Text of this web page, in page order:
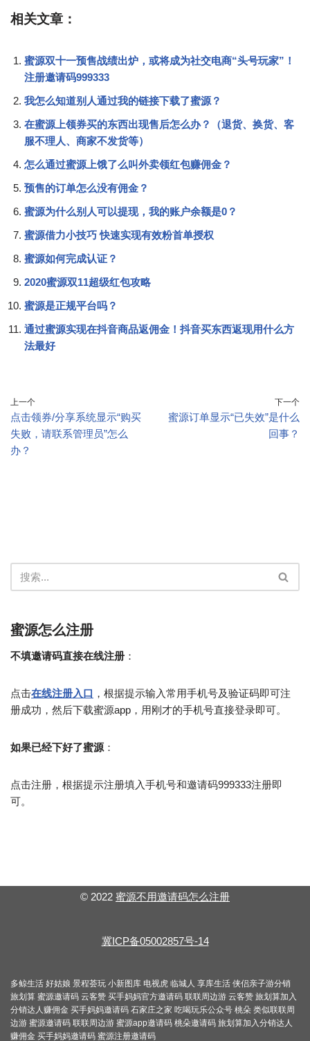
相关文章：
蜜源双十一预售战绩出炉，或将成为社交电商“头号玩家”！
注册邀请码999333
我怎么知道别人通过我的链接下载了蜜源？
在蜜源上领券买的东西出现售后怎么办？（退货、换货、客
服不理人、商家不发货等）
怎么通过蜜源上饿了么叫外卖领红包赚佣金？
预售的订单怎么没有佣金？
蜜源为什么别人可以提现，我的账户余额是0？
蜜源借力小技巧 快速实现有效粉首单授权
蜜源如何完成认证？
2020蜜源双11超级红包攻略
蜜源是正规平台吗？
通过蜜源实现在抖音商品返佣金！抖音买东西返现用什么方
法最好
上一个
点击领券/分享系统显示“购买
失败，请联系管理员”怎么
办？
下一个
蜜源订单显示“已失效”是什么
回事？
蜜源怎么注册
不填邀请码直接在线注册 ：
点击在线注册入口 ，根据提示输入常用手机号及验证码即可注
册成功，然后下载蜜源app，用刚才的手机号直接登录即可。
如果已经下好了蜜源 ：
点击注册，根据提示注册填入手机号和邀请码999333注册即
可。
© 2022 蜜源不用邀请码怎么注册
冀ICP备05002857号-14
多鲸生活 好姑娘 景程荟玩 小新图库 电视虎 临城人 享库生活 侠侣亲子游分销
旅划算 蜜源邀请码 云客赞 买手妈妈官方邀请码 联联周边游 云客赞 旅划算加入
分销达人赚佣金 买手妈妈邀请码 石家庄之家 吃喝玩乐公众号 桃朵 类似联联周
边游 蜜源邀请码 联联周边游 蜜源app邀请码 桃朵邀请码 旅划算加入分销达人
赚佣金 买手妈妈邀请码 蜜源注册邀请码